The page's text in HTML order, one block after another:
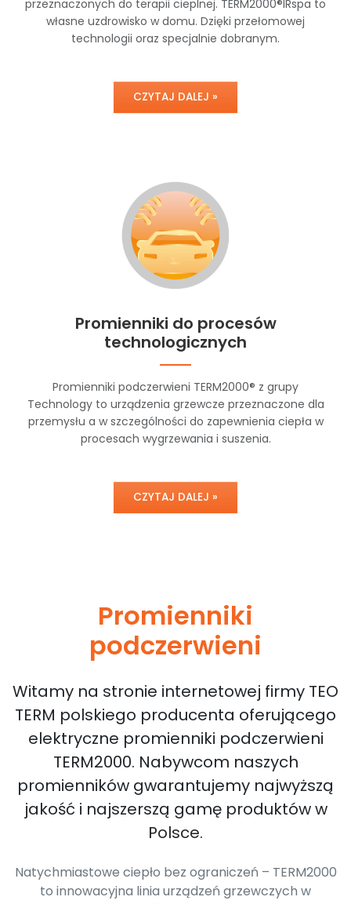
przeznaczonych do terapii cieplnej. TERM2000®IRspa to
własne uzdrowisko w domu. Dzięki przełomowej
technologii oraz specjalnie dobranym.
CZYTAJ DALEJ »
Promienniki do procesów
technologicznych
Promienniki podczerwieni TERM2000® z grupy
Technology to urządzenia grzewcze przeznaczone dla
przemysłu a w szczególności do zapewnienia ciepła w
procesach wygrzewania i suszenia.
CZYTAJ DALEJ »
Promienniki
podczerwieni
Witamy na stronie internetowej firmy TEO
TERM polskiego producenta oferującego
elektryczne promienniki podczerwieni
TERM2000. Nabywcom naszych
promienników gwarantujemy najwyższą
jakość i najszerszą gamę produktów w
Polsce.
Natychmiastowe ciepło bez ograniczeń – TERM2000
to innowacyjna linia urządzeń grzewczych w